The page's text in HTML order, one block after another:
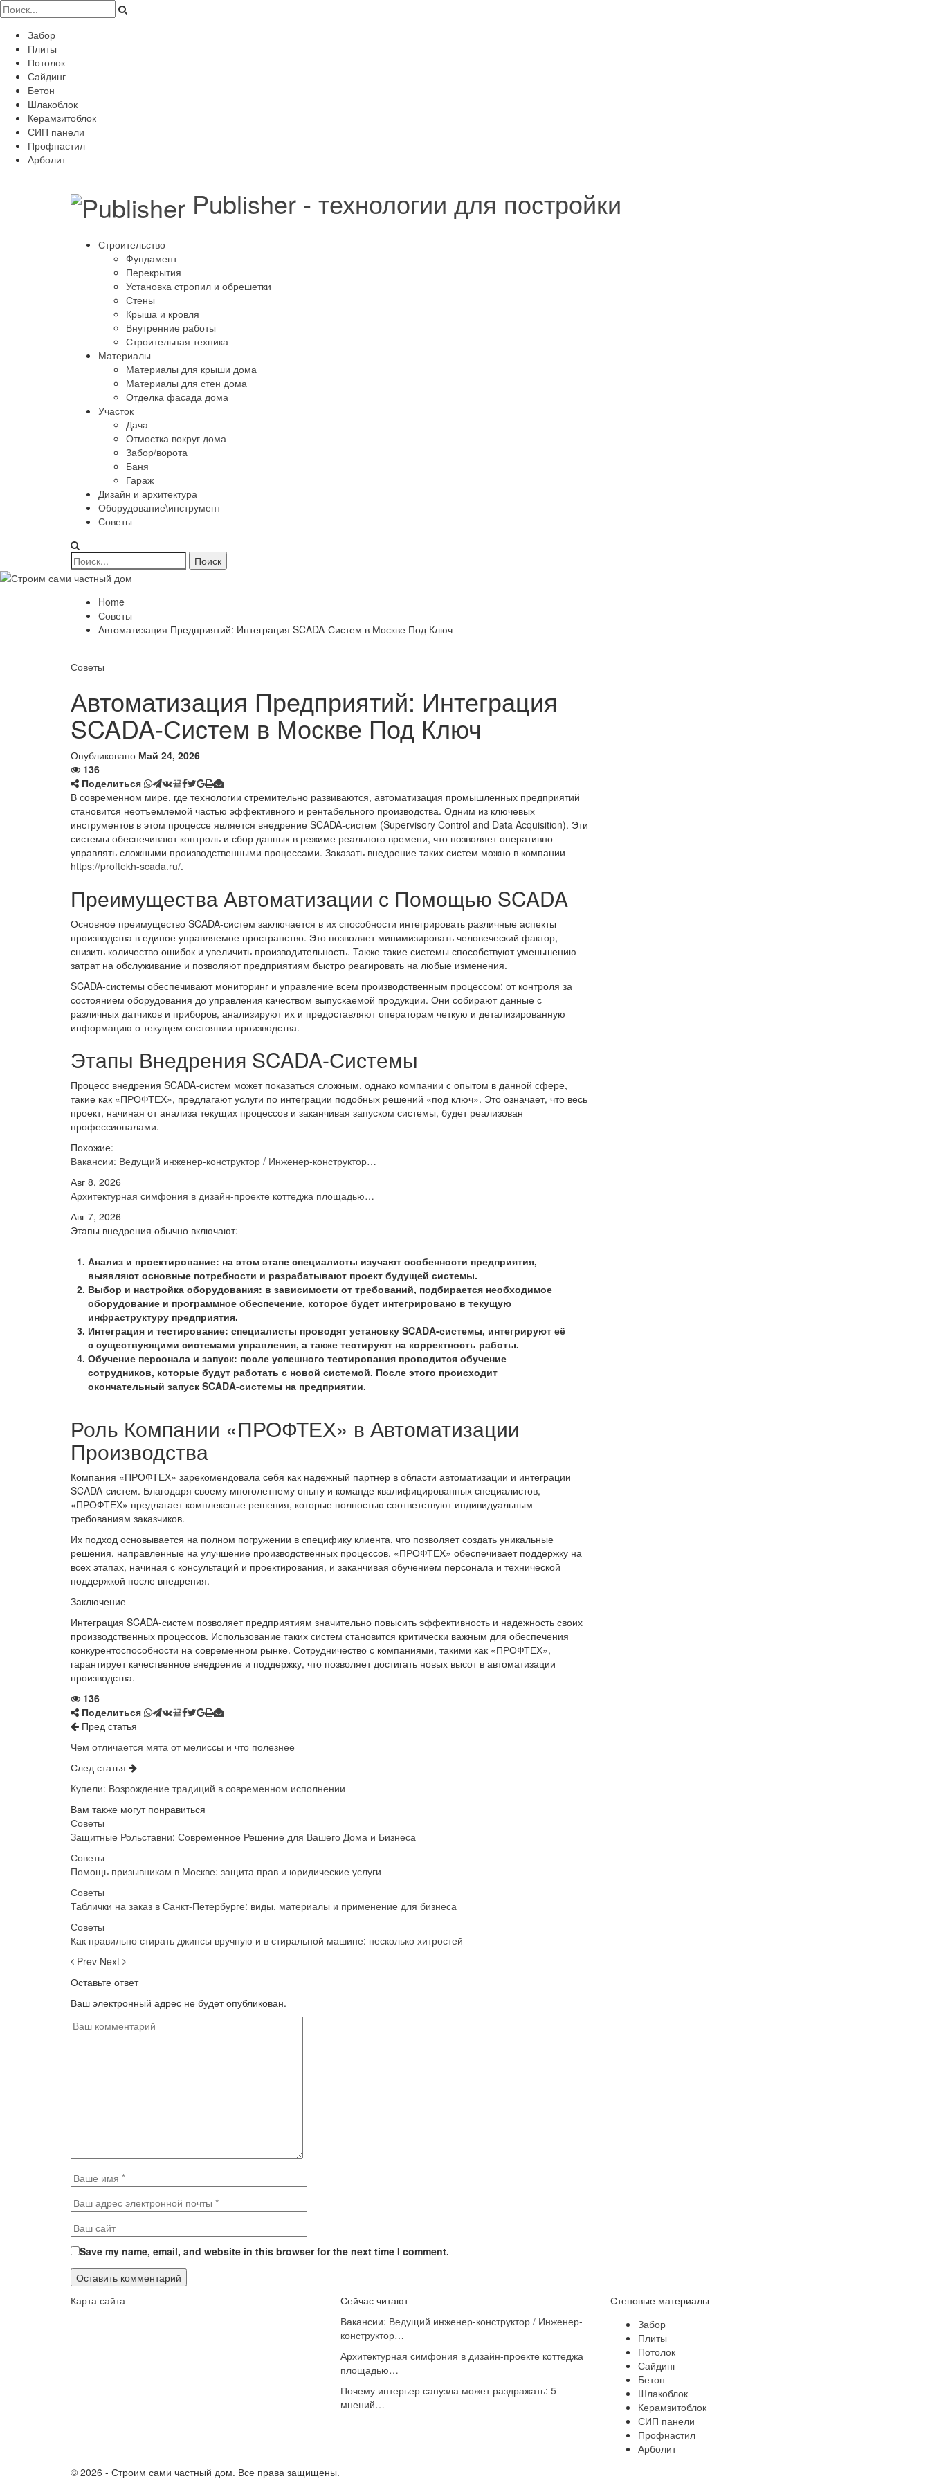
Забор
Плиты
Потолок
Сайдинг
Бетон
Шлакоблок
Керамзитоблок
СИП панели
Профнастил
Арболит
Publisher - технологии для постройки
Строительство
Фундамент
Перекрытия
Установка стропил и обрешетки
Стены
Крыша и кровля
Внутренние работы
Строительная техника
Материалы
Материалы для крыши дома
Материалы для стен дома
Отделка фасада дома
Участок
Дача
Отмостка вокруг дома
Забор/ворота
Баня
Гараж
Дизайн и архитектура
Оборудование\инструмент
Советы
Home
Советы
Автоматизация Предприятий: Интеграция SCADA-Систем в Москве Под Ключ
Советы
Автоматизация Предприятий: Интеграция
SCADA-Систем в Москве Под Ключ
Опубликовано Май 24, 2026
136
Поделиться
В современном мире, где технологии стремительно развиваются, автоматизация промышленных предприятий
становится неотъемлемой частью эффективного и рентабельного производства. Одним из ключевых
инструментов в этом процессе является внедрение SCADA-систем (Supervisory Control and Data Acquisition). Эти
системы обеспечивают контроль и сбор данных в режиме реального времени, что позволяет оперативно
управлять сложными производственными процессами. Заказать внедрение таких систем можно в компании
https://proftekh-scada.ru/.
Преимущества Автоматизации с Помощью SCADA
Основное преимущество SCADA-систем заключается в их способности интегрировать различные аспекты
производства в единое управляемое пространство. Это позволяет минимизировать человеческий фактор,
снизить количество ошибок и увеличить производительность. Также такие системы способствуют уменьшению
затрат на обслуживание и позволяют предприятиям быстро реагировать на любые изменения.
SCADA-системы обеспечивают мониторинг и управление всем производственным процессом: от контроля за
состоянием оборудования до управления качеством выпускаемой продукции. Они собирают данные с
различных датчиков и приборов, анализируют их и предоставляют операторам четкую и детализированную
информацию о текущем состоянии производства.
Этапы Внедрения SCADA-Системы
Процесс внедрения SCADA-систем может показаться сложным, однако компании с опытом в данной сфере,
такие как «ПРОФТЕХ», предлагают услуги по интеграции подобных решений «под ключ». Это означает, что весь
проект, начиная от анализа текущих процессов и заканчивая запуском системы, будет реализован
профессионалами.
Похожие:
Вакансии: Ведущий инженер-конструктор / Инженер-конструктор…
Авг 8, 2026
Архитектурная симфония в дизайн-проекте коттеджа площадью…
Авг 7, 2026
Этапы внедрения обычно включают:
Анализ и проектирование: на этом этапе специалисты изучают особенности предприятия,
выявляют основные потребности и разрабатывают проект будущей системы.
Выбор и настройка оборудования: в зависимости от требований, подбирается необходимое
оборудование и программное обеспечение, которое будет интегрировано в текущую
инфраструктуру предприятия.
Интеграция и тестирование: специалисты проводят установку SCADA-системы, интегрируют её
с существующими системами управления, а также тестируют на корректность работы.
Обучение персонала и запуск: после успешного тестирования проводится обучение
сотрудников, которые будут работать с новой системой. После этого происходит
окончательный запуск SCADA-системы на предприятии.
Роль Компании «ПРОФТЕХ» в Автоматизации
Производства
Компания «ПРОФТЕХ» зарекомендовала себя как надежный партнер в области автоматизации и интеграции
SCADA-систем. Благодаря своему многолетнему опыту и команде квалифицированных специалистов,
«ПРОФТЕХ» предлагает комплексные решения, которые полностью соответствуют индивидуальным
требованиям заказчиков.
Их подход основывается на полном погружении в специфику клиента, что позволяет создать уникальные
решения, направленные на улучшение производственных процессов. «ПРОФТЕХ» обеспечивает поддержку на
всех этапах, начиная с консультаций и проектирования, и заканчивая обучением персонала и технической
поддержкой после внедрения.
Заключение
Интеграция SCADA-систем позволяет предприятиям значительно повысить эффективность и надежность своих
производственных процессов. Использование таких систем становится критически важным для обеспечения
конкурентоспособности на современном рынке. Сотрудничество с компаниями, такими как «ПРОФТЕХ»,
гарантирует качественное внедрение и поддержку, что позволяет достигать новых высот в автоматизации
производства.
136
Поделиться
Пред статья
Чем отличается мята от мелиссы и что полезнее
След статья
Купели: Возрождение традиций в современном исполнении
Вам также могут понравиться
Советы
Защитные Рольставни: Современное Решение для Вашего Дома и Бизнеса
Советы
Помощь призывникам в Москве: защита прав и юридические услуги
Советы
Таблички на заказ в Санкт-Петербурге: виды, материалы и применение для бизнеса
Советы
Как правильно стирать джинсы вручную и в стиральной машине: несколько хитростей
Prev Next
Оставьте ответ
Ваш электронный адрес не будет опубликован.
Save my name, email, and website in this browser for the next time I comment.
Карта сайта
Сейчас читают
Вакансии: Ведущий инженер-конструктор / Инженер-
конструктор…
Архитектурная симфония в дизайн-проекте коттеджа
площадью…
Почему интерьер санузла может раздражать: 5
мнений…
Стеновые материалы
Забор
Плиты
Потолок
Сайдинг
Бетон
Шлакоблок
Керамзитоблок
СИП панели
Профнастил
Арболит
© 2026 - Строим сами частный дом. Все права защищены.